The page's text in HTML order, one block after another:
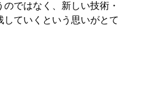
ではなく、新しい技術・
ていくという思いがとて